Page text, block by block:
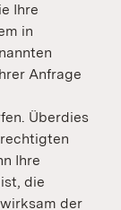
Ihre
in
Anfrage
Überdies
Ihre
die
der